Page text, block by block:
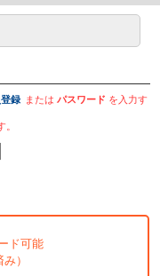
録 またはパスワード を入力す
ド可能
）